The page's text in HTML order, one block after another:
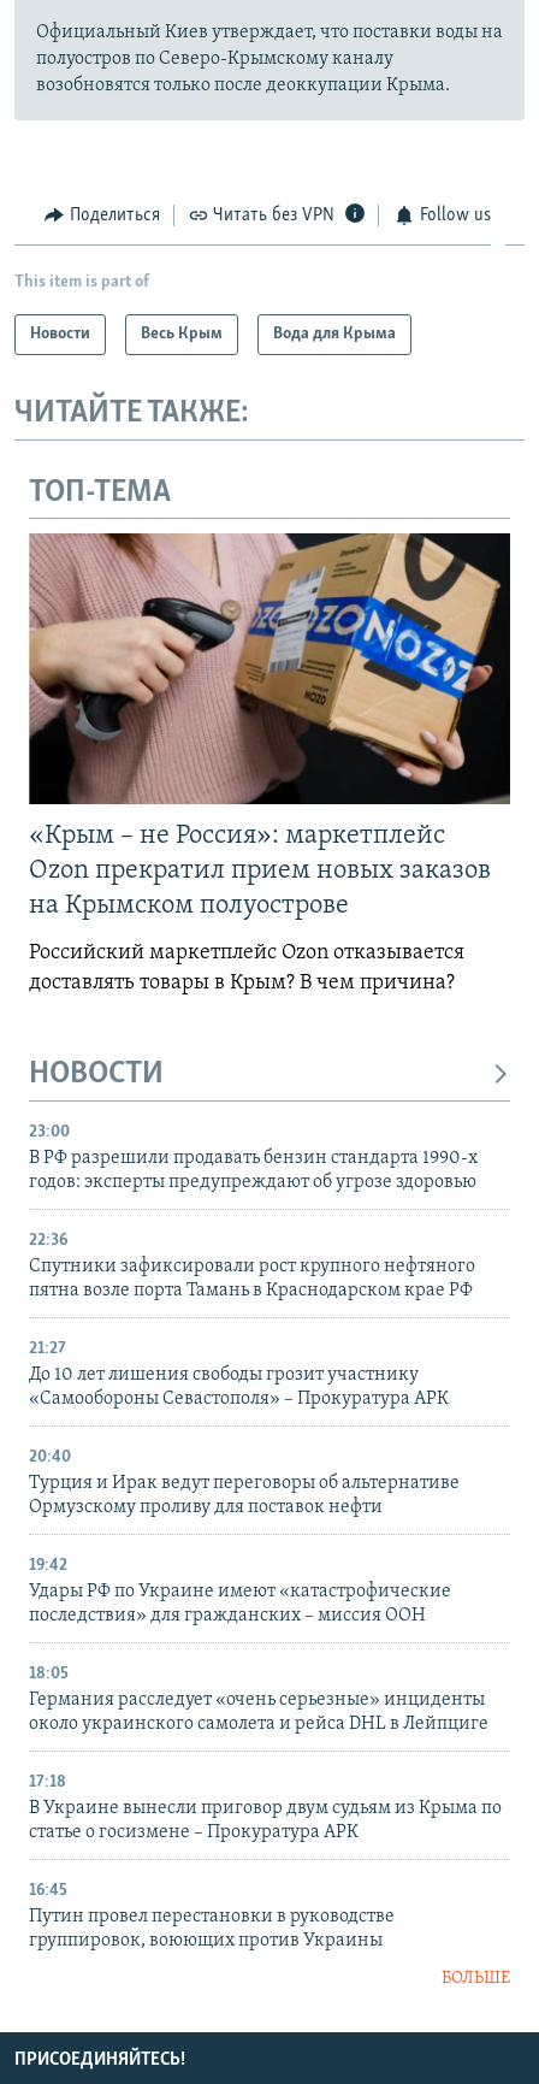
Официальный Киев утверждает, что поставки воды на
полуостров по Северо-Крымскому каналу
возобновятся только после деоккупации Крыма.
Поделиться Читать без VPN Follow us
This item is part of
Новости Весь Крым Вода для Крыма
ЧИТАЙТЕ ТАКЖЕ:
ТОП-ТЕМА
«Крым – не Россия»: маркетплейс
Ozon прекратил прием новых заказов
на Крымском полуострове
Российский маркетплейс Ozon отказывается
доставлять товары в Крым? В чем причина?
НОВОСТИ
23:00
В РФ разрешили продавать бензин стандарта 1990-х
годов: эксперты предупреждают об угрозе здоровью
22:36
Спутники зафиксировали рост крупного нефтяного
пятна возле порта Тамань в Краснодарском крае РФ
21:27
До 10 лет лишения свободы грозит участнику
«Самообороны Севастополя» – Прокуратура АРК
20:40
Турция и Ирак ведут переговоры об альтернативе
Ормузскому проливу для поставок нефти
19:42
Удары РФ по Украине имеют «катастрофические
последствия» для гражданских – миссия ООН
18:05
Германия расследует «очень серьезные» инциденты
около украинского самолета и рейса DHL в Лейпциге
17:18
В Украине вынесли приговор двум судьям из Крыма по
статье о госизмене – Прокуратура АРК
16:45
Путин провел перестановки в руководстве
группировок, воюющих против Украины
БОЛЬШЕ
ПРИСОЕДИНЯЙТЕСЬ!